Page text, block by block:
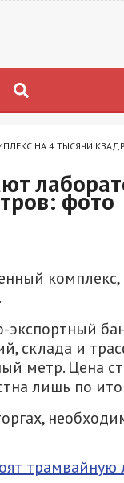
НА 4 ТЫСЯЧИ
фото
комплекс,
склада и
метр. Цена
лишь по